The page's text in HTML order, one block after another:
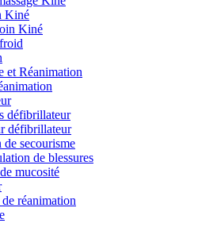
Kiné
Kiné
et Réanimation
défibrillateur
défibrillateur
secourisme
de blessures
mucosité
réanimation